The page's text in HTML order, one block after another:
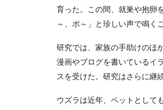
育った。この間、就巣や抱卵
～、ポ～」と珍しい声で鳴く
研究では、家族の手助けのほ
漫画やブログを書いているイ
スを受けた。研究はさらに継
ウズラは近年、ペットとして